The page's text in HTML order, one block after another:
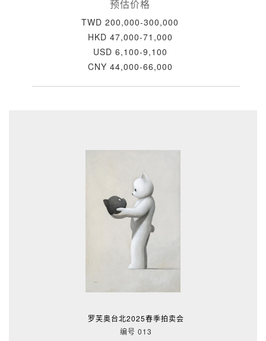
预估价格
TWD 200,000-300,000
HKD 47,000-71,000
USD 6,100-9,100
CNY 44,000-66,000
罗芙奥台北2025春季拍卖会
编号 013